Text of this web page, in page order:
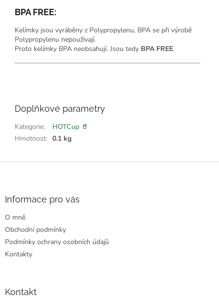
BPA FREE:
Kelímky jsou vyráběny z Polypropylenu, BPA se při výrobě
Polypropylenu nepoužívají.
Proto kelímky BPA neobsahují. Jsou tedy BPA FREE.
e
kDoplňkové parametry
Kategorie:
HOTCup 🥤
Hmotnost: 0.1 kg
Informace pro vás
O mně
Obchodní podmínky
Podmínky ochrany osobních údajů
Kontakty
Kontakt